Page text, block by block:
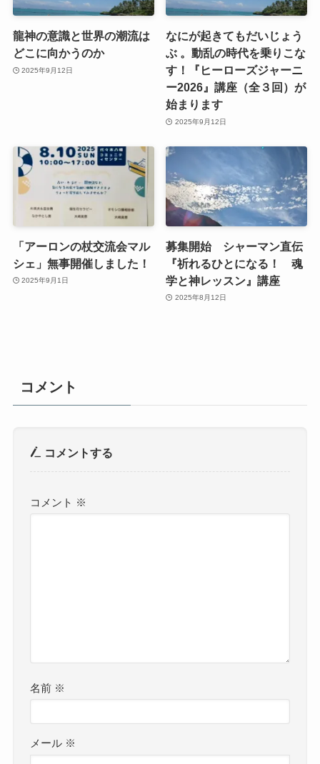
龍神の意識と世界の潮流は
どこに向かうのか
2025年9月12日
なにが起きてもだいじょう
ぶ 。動乱の時代を乗りこな
す！『ヒーローズジャーニ
ー2026』講座（全３回）が
始まります
2025年9月12日
「アーロンの杖交流会マル
シェ」無事開催しました！
2025年9月1日
募集開始 シャーマン直伝
『祈れるひとになる！ 魂
学と神レッスン』講座
2025年8月12日
コメント
コメントする
コメント ※
名前 ※
メール ※